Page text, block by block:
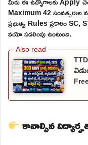
Maximum 42 సంవత్సరాల
ప్రభుత్వ Rules ప్రకారం SC,
వయో సడలింపు ఉంటుంది.
కావాల్సిన